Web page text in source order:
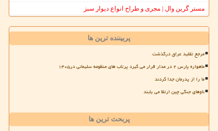
مستر گرین وال | مجری و طراح انواع دیوار سبز
پربیننده ترین ها
مرجع تقلید عراق درگذشت
ماهواره پارس ۲ در مدار قرار می گیرد پرتاب های منظومه سلیمانی در۱۴۰۵
ما را از پدرمان جدا کردند
ناوهای جنگی چین ارتقا می یابند
پربحث ترین ها